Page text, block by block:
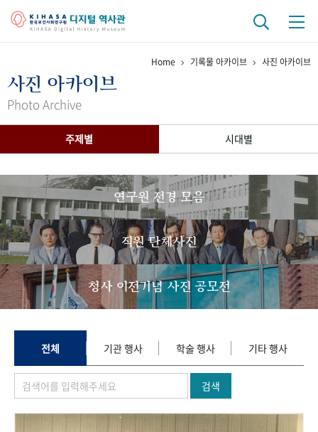
걸어온 길 기관 변천사
간행물 변천사
기록물 아카이브
사진 아카이브 문서 기록물 행정박물 영상 기록물
50+1 주년 기념
성과 50선 숫자로 보는 50년
세계와 함께 한 KIHASA
VR 역사관
Home 기록물 아카이브 사진 아카이브
사진 아카이브
Photo Archive
주제별 시대별
연구원 전경 모음
직원 단체사진
청사 이전기념 사진 공모전
전체 기관 행사 학술 행사 기타 행사
검색